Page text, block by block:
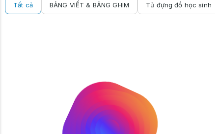
Tất cả BẢNG VIẾT & BẢNG GHIM Tủ đựng đồ học sinh